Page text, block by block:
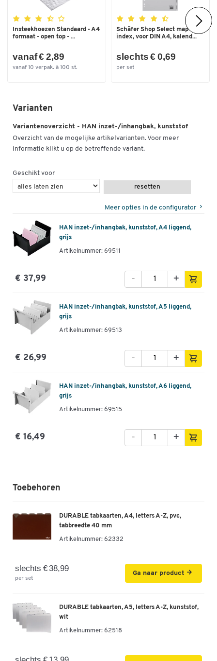
Insteekhoezen Standaard - A4
formaat - open top - ...
vanaf € 2,89
vanaf 10 verpak. à 100 st.
Schäfer Shop Select map
index, voor DIN A4, kalend...
slechts € 0,69
per set
Varianten
Variantenoverzicht - HAN inzet-/inhangbak, kunststof
Overzicht van de mogelijke artikelvarianten. Voor meer
informatie klikt u op de betreffende variant.
Geschikt voor
resetten
Meer opties in de configurator
HAN inzet-/inhangbak, kunststof, A4 liggend,
grijs
Artikelnummer: 69511
€ 37,99 +
-
HAN inzet-/inhangbak, kunststof, A5 liggend,
grijs
Artikelnummer: 69513
€ 26,99 +
-
HAN inzet-/inhangbak, kunststof, A6 liggend,
grijs
Artikelnummer: 69515
€ 16,49 +
-
Toebehoren
DURABLE tabkaarten, A4, letters A-Z, pvc,
tabbreedte 40 mm
Artikelnummer: 62332
slechts € 38,99
per set
Ga naar product
DURABLE tabkaarten, A5, letters A-Z, kunststof,
wit
Artikelnummer: 62518
Dubbelklik om in te zoomen